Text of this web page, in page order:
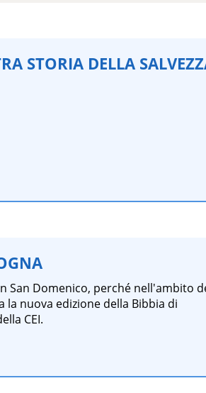
STORIA DELLA
San Domenico, perché nell'ambito
nuova edizione della Bibbia di
CEI.